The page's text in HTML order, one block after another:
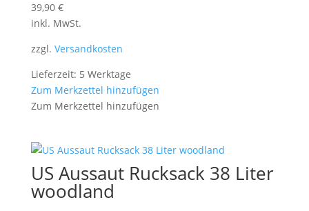
39,90 €
inkl. MwSt.
zzgl. Versandkosten
Lieferzeit: 5 Werktage
Zum Merkzettel hinzufügen
Zum Merkzettel hinzufügen
US Aussaut Rucksack 38 Liter
woodland